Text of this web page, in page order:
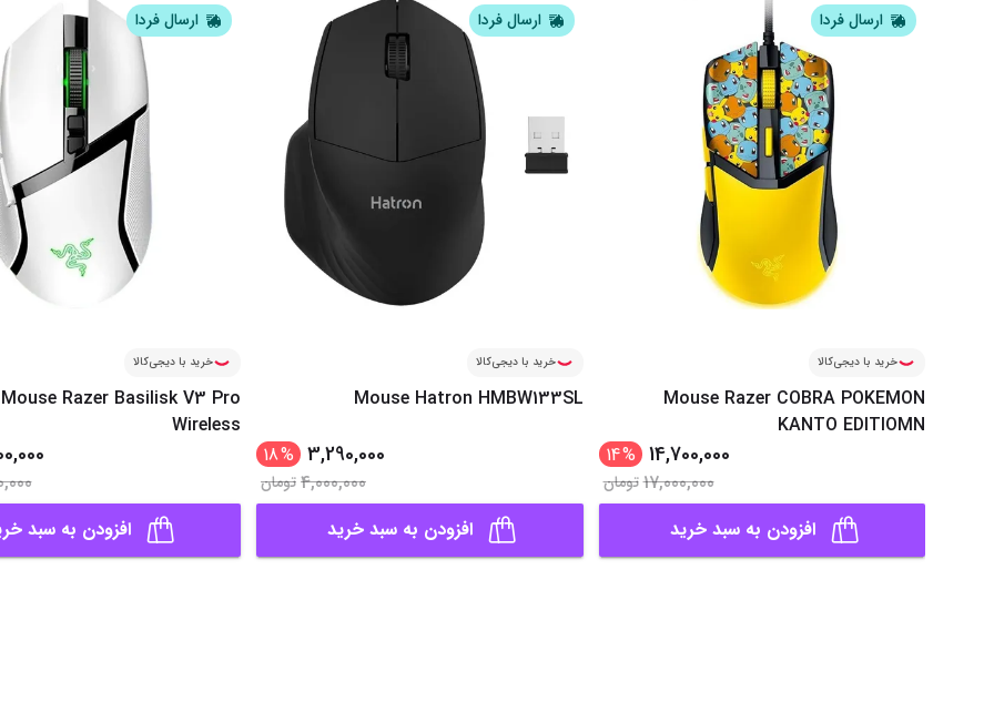
ارسال فردا
خرید با دیجی‌کالا
Mouse Razer COBRA POKEMON
KANTO EDITIOMN
14,700,000
%
14
17,000,000تومان
افزودن به سبد خرید
ارسال فردا
خرید با دیجی‌کالا
Mouse Hatron HMBW133SL
3,290,000
%
18
4,000,000تومان
افزودن به سبد خرید
ارسال فردا
خرید با دیجی‌کالا
Mouse Razer Basilisk V3 Pro
Wireless
افزودن به سبد